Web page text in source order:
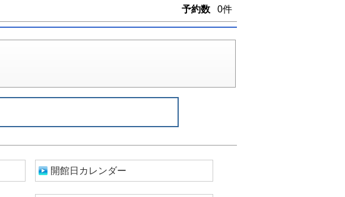
予約数 0件
開館日カレンダー